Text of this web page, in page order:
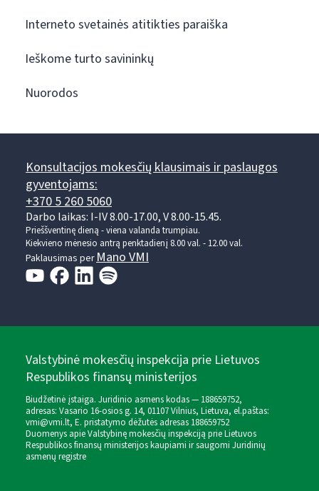
Interneto svetainės atitikties paraiška
Ieškome turto savininkų
Nuorodos
Konsultacijos mokesčių klausimais ir paslaugos
gyventojams:
+370 5 260 5060
Darbo laikas: I-IV 8.00-17.00, V 8.00-15.45.
Prieššventinę dieną - viena valanda trumpiau.
Kiekvieno mėnesio antrą penktadienį 8.00 val. - 12.00 val.
Paklausimas perMano VMI
Valstybinė mokesčių inspekcija prie Lietuvos
Respublikos finansų ministerijos
Biudžetinė įstaiga. Juridinio asmens kodas — 188659752,
adresas: Vasario 16-osios g. 14, 01107 Vilnius, Lietuva, el.paštas:
vmi@vmi.lt, E. pristatymo dėžutės adresas 188659752
Duomenys apie Valstybinę mokesčių inspekciją prie Lietuvos
Respublikos finansų ministerijos kaupiami ir saugomi Juridinių
asmenų registre